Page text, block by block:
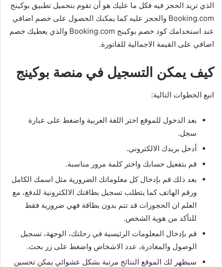
الذي تريد الحجز فيه فكل ما عليك هو أن تقوم بتحميل تطبيق بوكينج
Booking.com والحجز عليه كما يمكنك الحصول على خصم اضافي
عند استخدامك كود خصم بوكينج Booking.com والذي يعطيك خصم
اضافي على القيمة الاجمالية للفاتورة.
كيف يمكن التسجيل في منصة بوكينج
اتبع الخطوات التالية:
بعد الدخول للموقع اختر اللغة العربية واضغط على عبارة
سجل.
أدخل بريدك الالكتروني.
قم بتفعيل حسابك واختر كلمة مرور مناسبة.
بعد ذلك قم بإدخال كل معلوماتك الضرورية مثل اسمك الكامل
ورقم الهاتف كما يتطلب تسجيل بطاقتك الالكترونية للدفع، مع
العلم ان الحجوزات قد تتم بدون بطاقة فهي ضرورية فقط
للتأكد من هوية الشخص.
قم بإدخال المعلومات الرئيسية في رحلتك، الوجهة، تسجيل
الوصول والمغادرة، عدد الاشخاص واضغط على زر بحث.
سيظهر لك الموقع النتائج مرتبة بشكل عشوائي يمكن تحسين